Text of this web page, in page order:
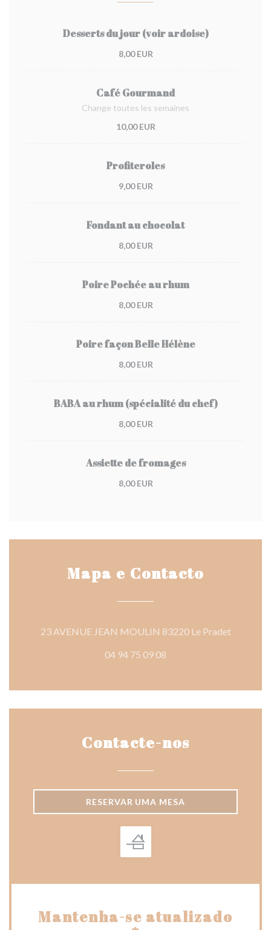
Desserts du jour (voir ardoise)
8,00 EUR
Café Gourmand
Change toutes les semaines
10,00 EUR
Profiteroles
9,00 EUR
Fondant au chocolat
8,00 EUR
Poire Pochée au rhum
8,00 EUR
Poire façon Belle Hélène
8,00 EUR
BABA au rhum (spécialité du chef)
8,00 EUR
Assiette de fromages
8,00 EUR
Mapa e Contacto
23 AVENUE JEAN MOULIN 83220 Le Pradet((abre
04 94 75 09 08
Contacte-nos
RESERVAR UMA MESA
Mantenha-se atualizado